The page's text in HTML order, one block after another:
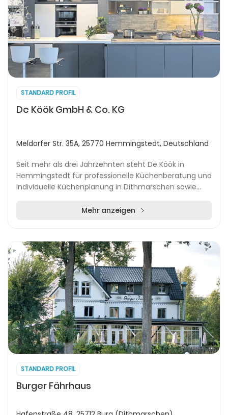
STANDARD PROFIL
De Köök GmbH & Co. KG
Meldorfer Str. 35A, 25770 Hemmingstedt, Deutschland
Seit mehr als drei Jahrzehnten steht De Köök in
Hemmingstedt für professionelle Küchenberatung und
individuelle Küchenplanung in Dithmarschen sowie
Mehr anzeigen
STANDARD PROFIL
Burger Fährhaus